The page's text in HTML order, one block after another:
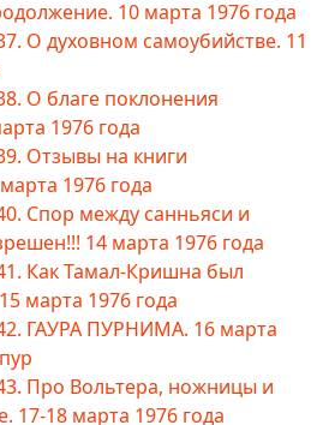
10 марта 1976 года
О духовном самоубийстве. 11
О благе поклонения
1976 года
Отзывы на книги
1976 года
Спор между санньяси и
14 марта 1976 года
Как Тамал-Кришна был
марта 1976 года
ГАУРА ПУРНИМА. 16 марта
Про Вольтера, ножницы и
17-18 марта 1976 года